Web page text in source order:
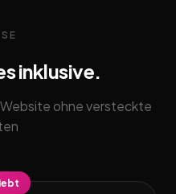
inklusive.
ohne versteckte